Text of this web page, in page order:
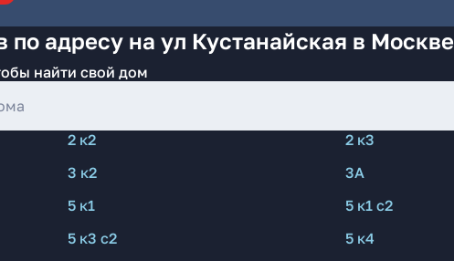
по адресу на ул Кустанайская в Москве
найти свой дом
2 к2 2 к3
3 к2 3А
5 к1 5 к1 с2
5 к3 с2 5 к4